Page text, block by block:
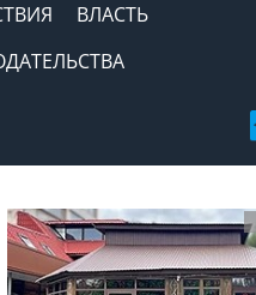
ВЛАСТЬ